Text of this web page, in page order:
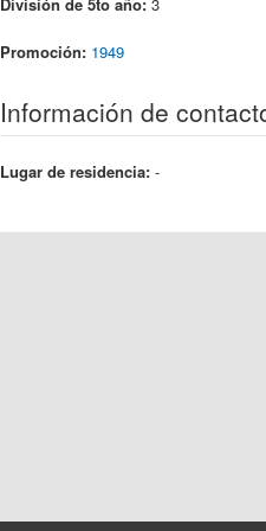
Promoción: 1949
Información de
Lugar de residencia: -